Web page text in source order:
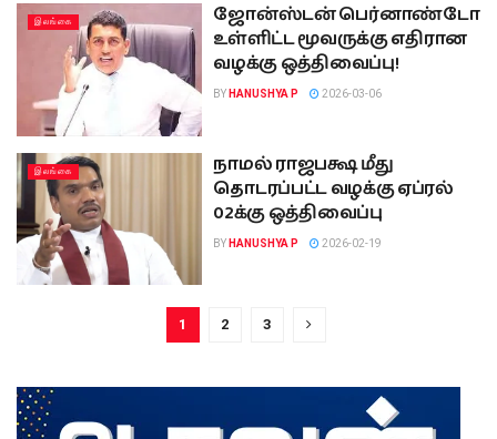
இலங்கை
ஜோன்ஸ்டன் பெர்னாண்டோ
உள்ளிட்ட மூவருக்கு எதிரான
வழக்கு ஒத்திவைப்பு!
BY HANUSHYA P 2026-03-06
இலங்கை
நாமல் ராஜபக்ஷ மீது
தொடரப்பட்ட வழக்கு ஏப்ரல்
02க்கு ஒத்திவைப்பு
BY HANUSHYA P 2026-02-19
1 2 3